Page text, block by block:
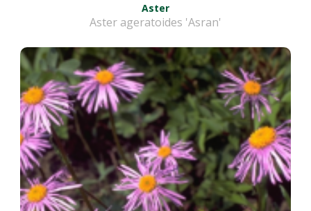
Aster
Aster ageratoides 'Asran'